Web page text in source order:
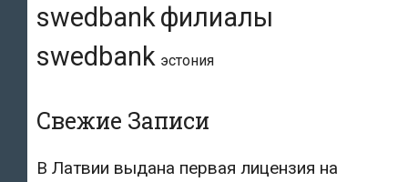
swedbankфилиалы
swedbank эстония
Свежие Записи
В Латвии выдана первая лицензия на